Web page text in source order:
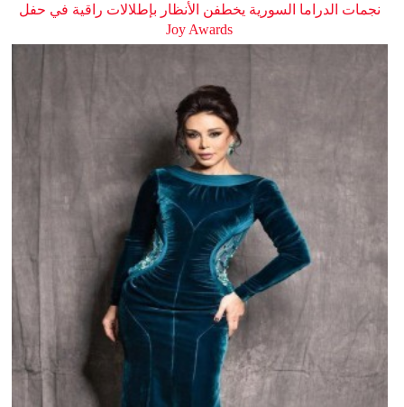
نجمات الدراما السورية يخطفن الأنظار بإطلالات راقية في حفل
Joy Awards